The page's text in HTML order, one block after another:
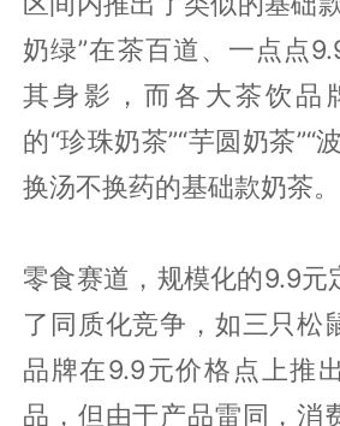
奶绿”在茶百道、一点点
其身影，而各大茶饮品
的“珍珠奶茶”“芋圆奶茶”“
换汤不换药的基础款奶茶。
零食赛道，规模化的9.9元
了同质化竞争，如三只松
品牌在9.9元价格点上推
品，但由于产品雷同，消